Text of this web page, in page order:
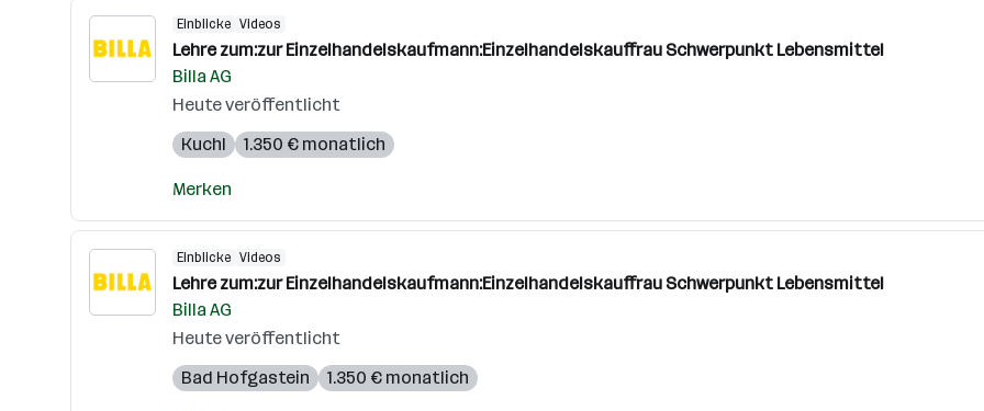
Einblicke Videos
Lehre zum:zur Einzelhandelskaufmann:Einzelhandelskauffrau Schwerpunkt Lebensmittel
Billa AG
Heute veröffentlicht
Kuchl
1.350 € monatlich
Merken
Einblicke Videos
Lehre zum:zur Einzelhandelskaufmann:Einzelhandelskauffrau Schwerpunkt Lebensmittel
Billa AG
Heute veröffentlicht
Bad Hofgastein
1.350 € monatlich